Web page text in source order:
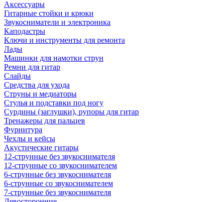
Аксессуары
Гитарные стойки и крюки
Звукосниматели и электроника
Каподастры
Ключи и инструменты для ремонта
Лады
Машинки для намотки струн
Ремни для гитар
Слайды
Средства для ухода
Струны и медиаторы
Стулья и подставки под ногу
Сурдины (заглушки), рупоры для гитар
Тренажеры для пальцев
Фурнитура
Чехлы и кейсы
Акустические гитары
12-струнные без звукоснимателя
12-струнные со звукоснимателем
6-струнные без звукоснимателя
6-струнные со звукоснимателем
7-струнные без звукоснимателя